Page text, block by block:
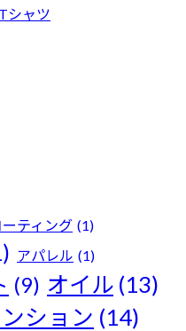
シャツ
ティング (1)
アパレル (1)
(9) オイル (13)
ション (14)